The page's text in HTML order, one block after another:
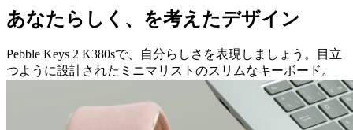
あなたらしく、を考えたデザイン
Pebble Keys 2 K380sで、自分らしさを表現しましょう。目立
つように設計されたミニマリストのスリムなキーボード。